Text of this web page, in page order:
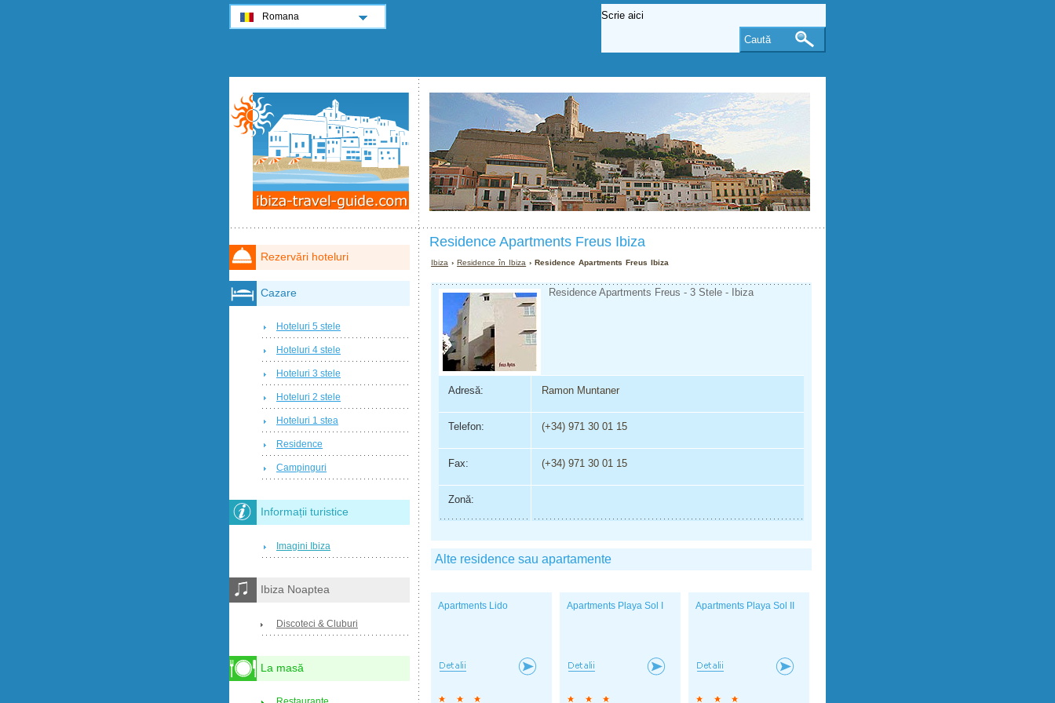
Residence Apartments Freus Ibiza
Ibiza ›Residence în Ibiza › Residence Apartments Freus Ibiza
Residence Apartments Freus - 3 Stele - Ibiza
Adresă: Ramon Muntaner
Telefon: (+34) 971 30 01 15
Fax: (+34) 971 30 01 15
Zonă:
Alte residence sau apartamente
Apartments Lido Apartments Playa Sol I Apartments Playa Sol II
Rezervări hoteluri
Cazare
Hoteluri 5 stele
Hoteluri 4 stele
Hoteluri 3 stele
Hoteluri 2 stele
Hoteluri 1 stea
Residence
Campinguri
Informații turistice
Imagini Ibiza
Ibiza Noaptea
Discoteci & Cluburi
La masă
Romana
Caută